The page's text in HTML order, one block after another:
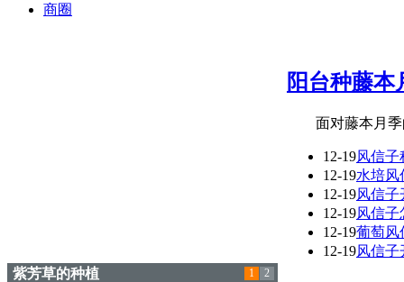
商圈
红花酢浆草花期有多长 1 2
阳台种藤本
面对藤本月季
12-19风信子
12-19水培风
12-19风信
12-19风信子
12-19葡萄风
12-19风信子